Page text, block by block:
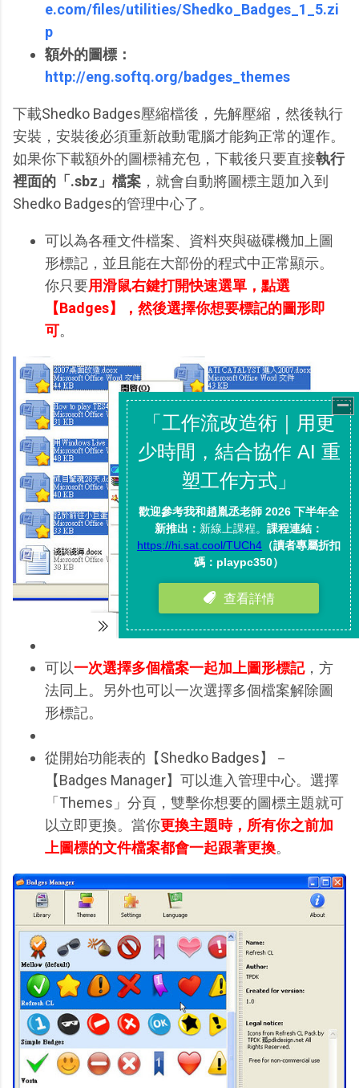
e.com/files/utilities/Shedko_Badges_1_5.zi
p
額外的圖標：
http://eng.softq.org/badges_themes
下載Shedko Badges壓縮檔後，先解壓縮，然後執行
安裝，安裝後必須重新啟動電腦才能夠正常的運作。
如果你下載額外的圖標補充包，下載後只要直接執行
裡面的「.sbz」檔案 ，就會自動將圖標主題加入到
Shedko Badges的管理中心了。
可以為各種文件檔案、資料夾與磁碟機加上圖
形標記，並且能在大部份的程式中正常顯示。
你只要用滑鼠右鍵打開快速選單，點選
【Badges】，然後選擇你想要標記的圖形即
可。
可以一次選擇多個檔案一起加上圖形標記，方
法同上。另外也可以一次選擇多個檔案解除圖
形標記。
從開始功能表的【Shedko Badges】－
【Badges Manager】可以進入管理中心。選擇
「Themes」分頁，雙擊你想要的圖標主題就可
以立即更換。當你更換主題時，所有你之前加
上圖標的文件檔案都會一起跟著更換。